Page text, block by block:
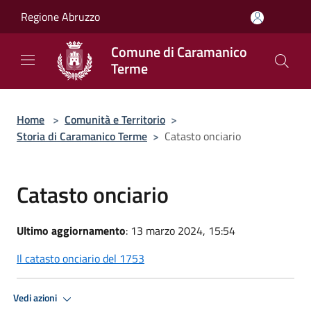
Regione Abruzzo
Comune di Caramanico
Terme
Home > Comunità e Territorio >
Storia di Caramanico Terme > Catasto onciario
Catasto onciario
Ultimo aggiornamento: 13 marzo 2024, 15:54
Il catasto onciario del 1753
Vedi azioni